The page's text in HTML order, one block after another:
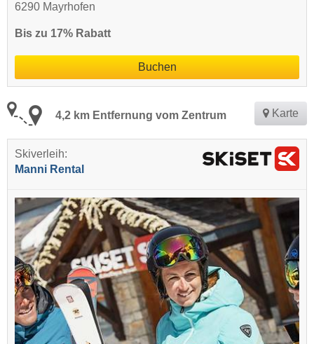
6290 Mayrhofen
Bis zu 17% Rabatt
Buchen
4,2 km Entfernung vom Zentrum Karte
Skiverleih:
Manni Rental